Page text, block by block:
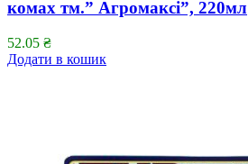
комах тм.” Агромаксі”, 220мл
52.05 ₴
Додати в кошик